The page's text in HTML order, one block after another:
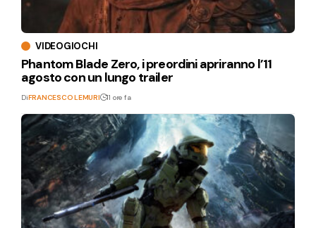
VIDEOGIOCHI
Phantom Blade Zero, i preordini apriranno l’11
agosto con un lungo trailer
DiFRANCESCO LEMURI 11 ore fa